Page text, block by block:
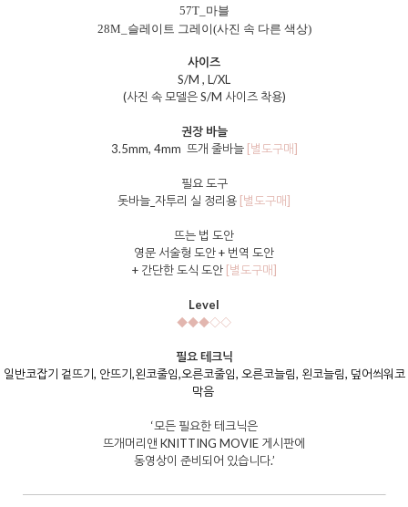
57T_마블
28M_슬레이트 그레이(사진 속 다른 색상)
사이즈
S/M , L/XL
(사진 속 모델은 S/M 사이즈 착용)
권장 바늘
3.5mm, 4mm 뜨개 줄바늘 [별도구매]
필요 도구
돗바늘_자투리 실 정리용 [별도구매]
뜨는 법 도안
영문 서술형 도안 + 번역 도안
+ 간단한 도식 도안 [별도구매]
Level
◆◆◆◇◇
필요 테크닉
일반코잡기 겉뜨기, 안뜨기,왼코줄임,오른코줄임, 오른코늘림, 왼코늘림, 덮어씌워코
막음
‘모든 필요한 테크닉은
뜨개머리앤 KNITTING MOVIE 게시판에
동영상이 준비되어 있습니다.’